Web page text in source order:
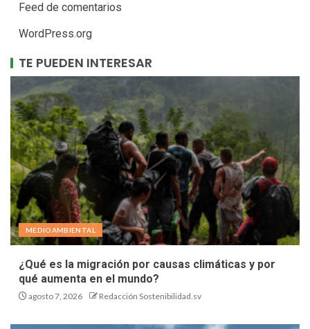
Feed de comentarios
WordPress.org
TE PUEDEN INTERESAR
MEDIOAMBIENTAL
¿Qué es la migración por causas climáticas y por
qué aumenta en el mundo?
agosto 7, 2026 Redacción Sostenibilidad.sv